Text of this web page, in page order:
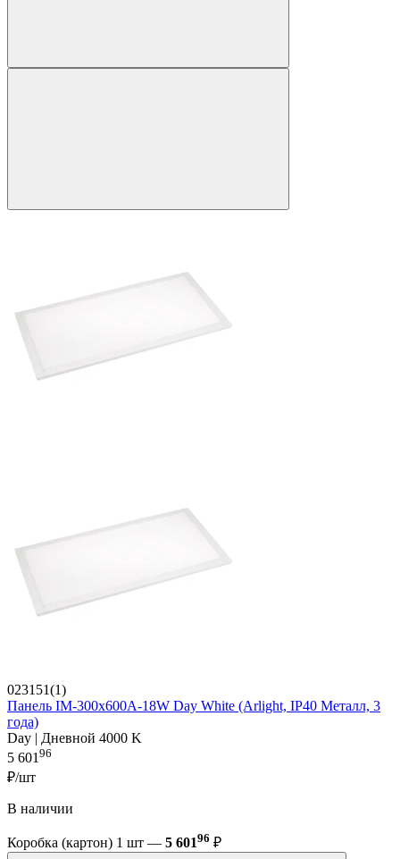
023151(1)
Панель IM-300x600A-18W Day White (Arlight, IP40 Металл, 3
года)
Day | Дневной 4000 K
5 60196
₽/шт
В наличии
Коробка (картон) 1 шт — 5 60196 ₽